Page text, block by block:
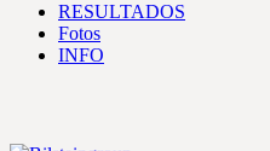
RESULTADOS
Fotos
INFO